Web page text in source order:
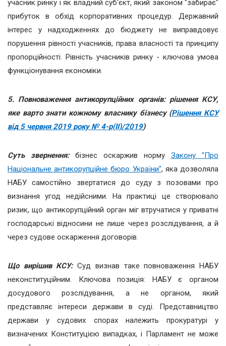
учасник ринку і як владний суб'єкт, який законом "забирає"
прибуток в обхід корпоративних процедур. Державний
інтерес у надходженнях до бюджету не виправдовує
порушення рівності учасників, права власності та принципу
пропорційності. Рівність учасників ринку - ключова умова
функціонування економіки.
5. Повноваження антикорупційних органів: рішення КСУ,
яке варто знати кожному власнику бізнесу (Рішення КСУ
від 5 червня 2019 року № 4-р(ІІ)/2019)
Суть звернення:бізнес оскаржив норму Закону "Про
Національне антикорупційне бюро України", яка дозволяла
НАБУ самостійно звертатися до суду з позовами про
визнання угод недійсними. На практиці це створювало
ризик, що антикорупційний орган міг втручатися у приватні
господарські відносини не лише через розслідування, а й
через судове оскарження договорів.
Що вирішив КСУ:Суд визнав таке повноваження НАБУ
неконституційним. Ключова позиція: НАБУ є органом
досудового розслідування, а не органом, який
представляє інтереси держави в суді. Представництво
держави у судових спорах належить прокуратурі у
визначених Конституцією випадках, і Парламент не може